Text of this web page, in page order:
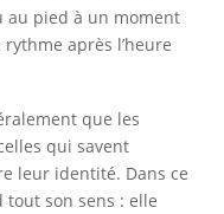
pied à un moment
après l’heure
que les
qui savent
leur identité. Dans ce
tout son sens : elle